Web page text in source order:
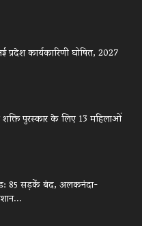
प्रदेश कार्यकारिणी घोषित, 2027
शक्ति पुरस्कार के लिए 13 महिलाओं
85 सड़कें बंद, अलकनंदा-